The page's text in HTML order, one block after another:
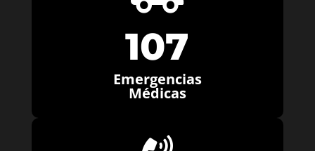
107
Emergencias
Médicas